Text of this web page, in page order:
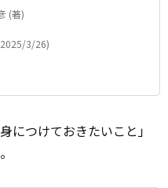
(著)
3/26)
につけておきたいこと」